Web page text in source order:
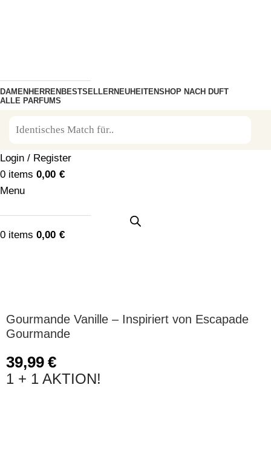
DAMEN HERREN BESTSELLERNEUHEITENSHOP NACH DUFT
ALLE PARFUMS
Login / Register
0 items 0,00 €
Menu
0 items 0,00 €
Gourmande Vanille – Inspiriert von Escapade
Gourmande
39,99 €
1 + 1 AKTION!